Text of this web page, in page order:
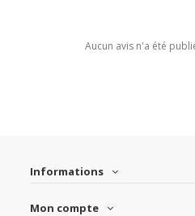
Aucun avis n'a été
Informations
Mon compte